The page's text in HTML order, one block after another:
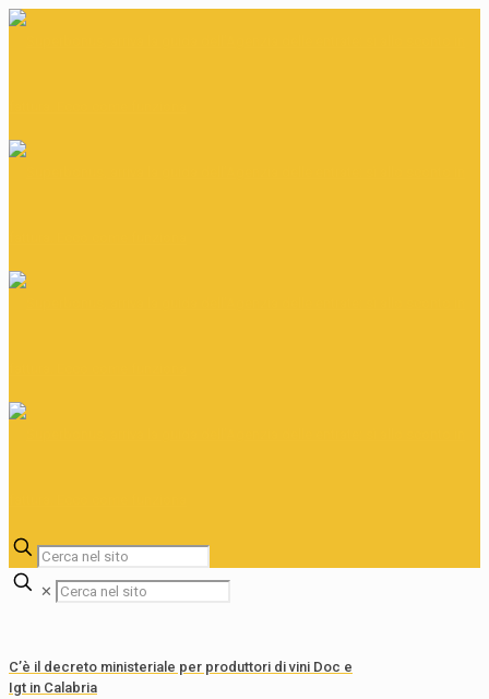
✕
C’è il decreto ministeriale per produttori di vini Doc e
Igt in Calabria